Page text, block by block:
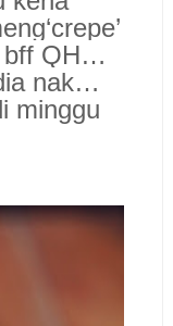
bff QH…
nak…
minggu